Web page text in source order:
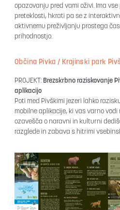
opazovanju pred vami oživi. Ima
preteklosti, hkrati pa se z
aktivnemu preživljanju prostega
prihodnostjo.
Občina Pivka / Krajinski park
PROJEKT: Brezskrbno raziskovanje
aplikacijo
Poti med Pivškimi jezeri lahko
mobilne aplikacije, ki vas varno vodi
ozavešča o naravni in kulturni
razglede in zabava s hitrimi